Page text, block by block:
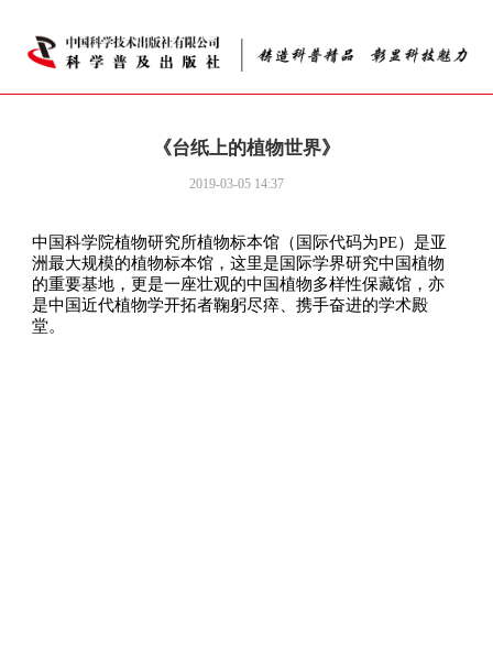
《台纸上的植物世界》
2019-03-05 14:37
中国科学院植物研究所植物标本馆（国际代码为PE）是亚
洲最大规模的植物标本馆，这里是国际学界研究中国植物
的重要基地，更是一座壮观的中国植物多样性保藏馆，亦
是中国近代植物学开拓者鞠躬尽瘁、携手奋进的学术殿
堂。